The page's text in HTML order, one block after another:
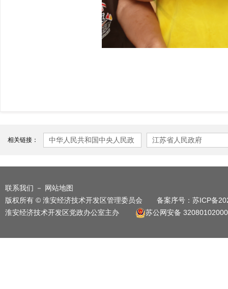
相关链接：
中华人民共和国中央人民政
江苏省人民政府
联系我们 －
网站地图
版权所有 © 淮安经济技术开发区管理委员会 备案序号： 苏ICP备
淮安经济技术开发区党政办公室主办
苏公网安备